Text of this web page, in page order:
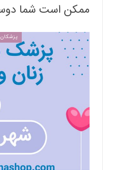
ممکن است شما